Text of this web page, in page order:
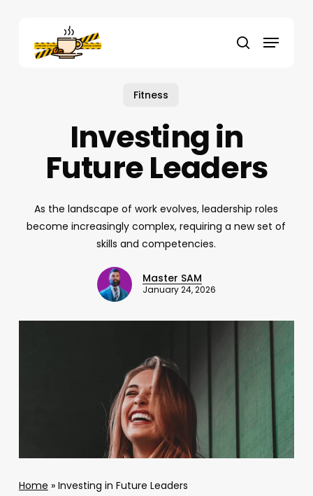
content
search
Menu
Fitness
Investing in
Future Leaders
As the landscape of work evolves, leadership roles
become increasingly complex, requiring a new set of
skills and competencies.
Master SAM
January 24, 2026
Home » Investing in Future Leaders